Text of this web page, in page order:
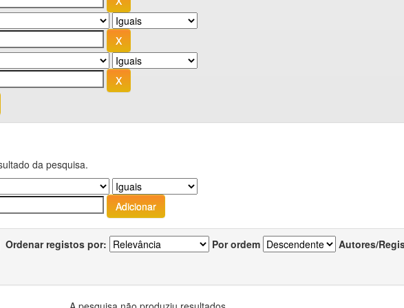
da pesquisa.
Ordenar registos por: Por ordem Autores/